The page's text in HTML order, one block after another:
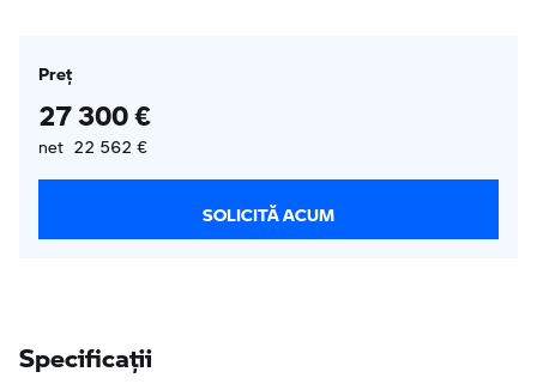
Preţ
27 300 €
net 22 562 €
SOLICITĂ ACUM
Specificaţii